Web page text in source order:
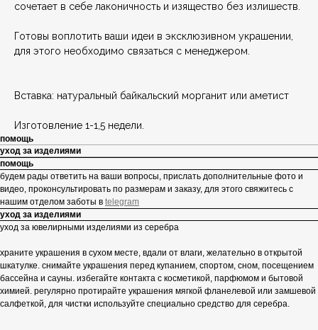
сочетает в себе лаконичность и изящество без излишеств.
Готовы воплотить ваши идеи в эксклюзивном украшении,
для этого необходимо связаться с менеджером.
Вставка: натуральный байкальский морганит или аметист
Изготовление 1-1,5 недели.
помощь
уход за изделиями
помощь
будем рады ответить на ваши вопросы, прислать дополнительные фото и
видео, проконсультировать по размерам и заказу, для этого свяжитесь с
нашим отделом заботы в telegram
уход за изделиями
уход за ювелирными изделиями из серебра
храните украшения в сухом месте, вдали от влаги, желательно в открытой
шкатулке. снимайте украшения перед купанием, спортом, сном, посещением
бассейна и сауны. избегайте контакта с косметикой, парфюмом и бытовой
химией. регулярно протирайте украшения мягкой фланелевой или замшевой
салфеткой, для чистки используйте специально средство для серебра.